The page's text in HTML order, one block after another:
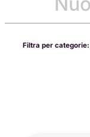
Filtra per categorie: